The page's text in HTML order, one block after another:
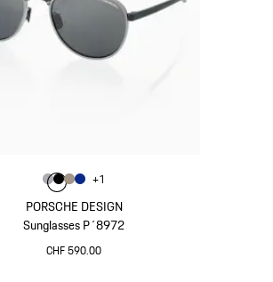
PORSCHE DESIGN
Sunglasses P´8972
CHF 590.00
Colore
ColoreGrigio
Colore Nero
Colore
Colore
+1